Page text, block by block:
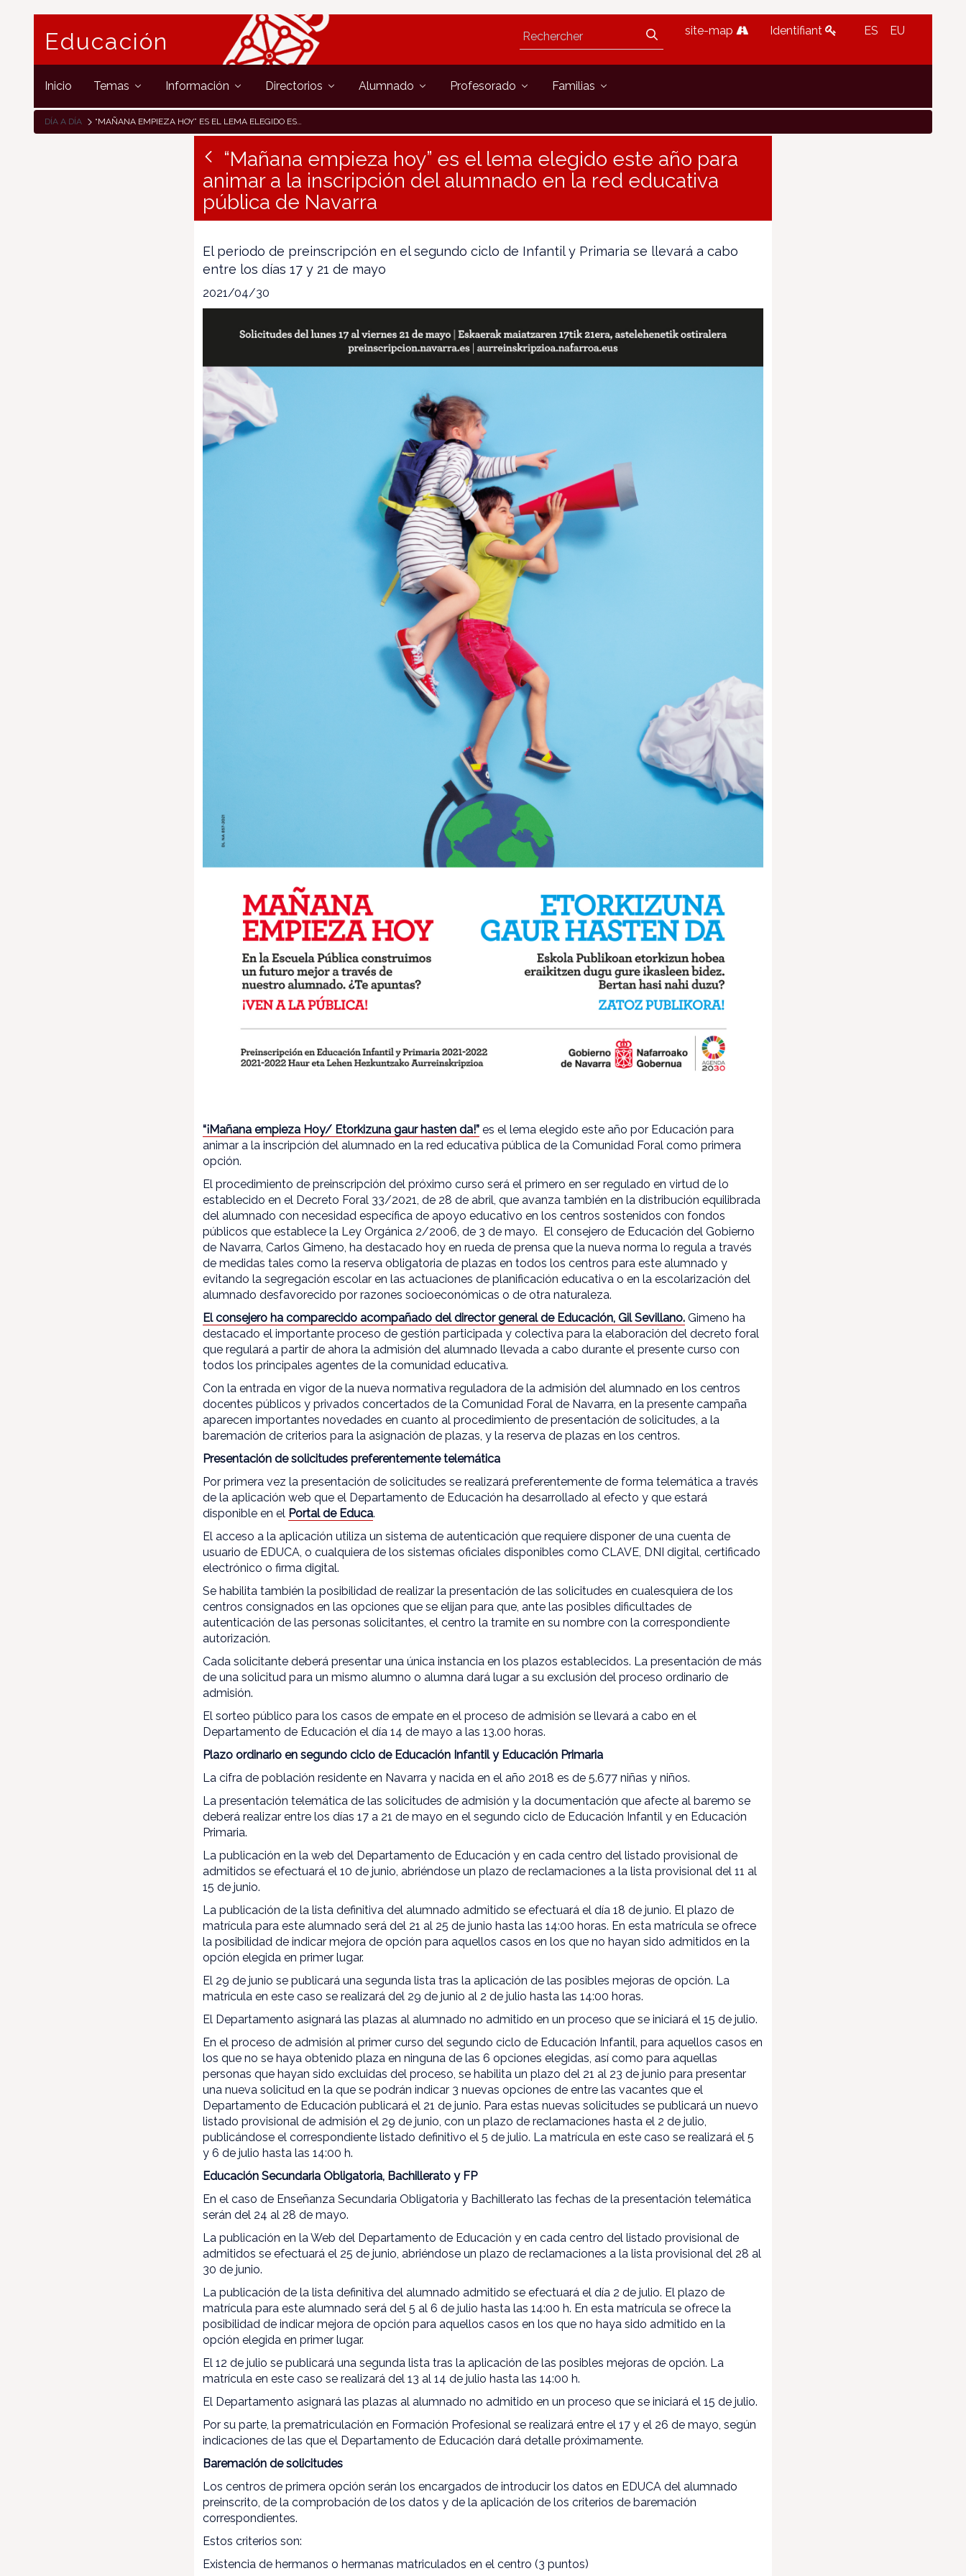
Educación site-map Identifiant ES EU
Inicio Temas Información Directorios Alumnado Profesorado Familias
DÍA A DÍA “MAÑANA EMPIEZA HOY” ES EL LEMA ELEGIDO ESTE AÑO PARA ANIMAR A LA INSCRIPCIÓN DEL ALUMNADO EN LA RED EDUCATIVA PÚBLICA DE NAVARRA
“Mañana empieza hoy” es el lema elegido este año para
animar a la inscripción del alumnado en la red educativa
pública de Navarra
El periodo de preinscripción en el segundo ciclo de Infantil y Primaria se llevará a cabo
entre los días 17 y 21 de mayo
2021/04/30
“¡Mañana empieza Hoy/ Etorkizuna gaur hasten da!” es el lema elegido este año por Educación para
animar a la inscripción del alumnado en la red educativa pública de la Comunidad Foral como primera
opción.
El procedimiento de preinscripción del próximo curso será el primero en ser regulado en virtud de lo
establecido en el Decreto Foral 33/2021, de 28 de abril, que avanza también en la distribución equilibrada
del alumnado con necesidad específica de apoyo educativo en los centros sostenidos con fondos
públicos que establece la Ley Orgánica 2/2006, de 3 de mayo. El consejero de Educación del Gobierno
de Navarra, Carlos Gimeno, ha destacado hoy en rueda de prensa que la nueva norma lo regula a través
de medidas tales como la reserva obligatoria de plazas en todos los centros para este alumnado y
evitando la segregación escolar en las actuaciones de planificación educativa o en la escolarización del
alumnado desfavorecido por razones socioeconómicas o de otra naturaleza.
El consejero ha comparecido acompañado del director general de Educación, Gil Sevillano. Gimeno ha
destacado el importante proceso de gestión participada y colectiva para la elaboración del decreto foral
que regulará a partir de ahora la admisión del alumnado llevada a cabo durante el presente curso con
todos los principales agentes de la comunidad educativa.
Con la entrada en vigor de la nueva normativa reguladora de la admisión del alumnado en los centros
docentes públicos y privados concertados de la Comunidad Foral de Navarra, en la presente campaña
aparecen importantes novedades en cuanto al procedimiento de presentación de solicitudes, a la
baremación de criterios para la asignación de plazas, y la reserva de plazas en los centros.
Presentación de solicitudes preferentemente telemática
Por primera vez la presentación de solicitudes se realizará preferentemente de forma telemática a través
de la aplicación web que el Departamento de Educación ha desarrollado al efecto y que estará
disponible en el Portal de Educa.
El acceso a la aplicación utiliza un sistema de autenticación que requiere disponer de una cuenta de
usuario de EDUCA, o cualquiera de los sistemas oficiales disponibles como CLAVE, DNI digital, certificado
electrónico o firma digital.
Se habilita también la posibilidad de realizar la presentación de las solicitudes en cualesquiera de los
centros consignados en las opciones que se elijan para que, ante las posibles dificultades de
autenticación de las personas solicitantes, el centro la tramite en su nombre con la correspondiente
autorización.
Cada solicitante deberá presentar una única instancia en los plazos establecidos. La presentación de más
de una solicitud para un mismo alumno o alumna dará lugar a su exclusión del proceso ordinario de
admisión.
El sorteo público para los casos de empate en el proceso de admisión se llevará a cabo en el
Departamento de Educación el día 14 de mayo a las 13.00 horas.
Plazo ordinario en segundo ciclo de Educación Infantil y Educación Primaria
La cifra de población residente en Navarra y nacida en el año 2018 es de 5.677 niñas y niños.
La presentación telemática de las solicitudes de admisión y la documentación que afecte al baremo se
deberá realizar entre los días 17 a 21 de mayo en el segundo ciclo de Educación Infantil y en Educación
Primaria.
La publicación en la web del Departamento de Educación y en cada centro del listado provisional de
admitidos se efectuará el 10 de junio, abriéndose un plazo de reclamaciones a la lista provisional del 11 al
15 de junio.
La publicación de la lista definitiva del alumnado admitido se efectuará el día 18 de junio. El plazo de
matrícula para este alumnado será del 21 al 25 de junio hasta las 14:00 horas. En esta matrícula se ofrece
la posibilidad de indicar mejora de opción para aquellos casos en los que no hayan sido admitidos en la
opción elegida en primer lugar.
El 29 de junio se publicará una segunda lista tras la aplicación de las posibles mejoras de opción. La
matrícula en este caso se realizará del 29 de junio al 2 de julio hasta las 14:00 horas.
El Departamento asignará las plazas al alumnado no admitido en un proceso que se iniciará el 15 de julio.
En el proceso de admisión al primer curso del segundo ciclo de Educación Infantil, para aquellos casos en
los que no se haya obtenido plaza en ninguna de las 6 opciones elegidas, así como para aquellas
personas que hayan sido excluidas del proceso, se habilita un plazo del 21 al 23 de junio para presentar
una nueva solicitud en la que se podrán indicar 3 nuevas opciones de entre las vacantes que el
Departamento de Educación publicará el 21 de junio. Para estas nuevas solicitudes se publicará un nuevo
listado provisional de admisión el 29 de junio, con un plazo de reclamaciones hasta el 2 de julio,
publicándose el correspondiente listado definitivo el 5 de julio. La matrícula en este caso se realizará el 5
y 6 de julio hasta las 14:00 h.
Educación Secundaria Obligatoria, Bachillerato y FP
En el caso de Enseñanza Secundaria Obligatoria y Bachillerato las fechas de la presentación telemática
serán del 24 al 28 de mayo.
La publicación en la Web del Departamento de Educación y en cada centro del listado provisional de
admitidos se efectuará el 25 de junio, abriéndose un plazo de reclamaciones a la lista provisional del 28 al
30 de junio.
La publicación de la lista definitiva del alumnado admitido se efectuará el día 2 de julio. El plazo de
matrícula para este alumnado será del 5 al 6 de julio hasta las 14:00 h. En esta matrícula se ofrece la
posibilidad de indicar mejora de opción para aquellos casos en los que no haya sido admitido en la
opción elegida en primer lugar.
El 12 de julio se publicará una segunda lista tras la aplicación de las posibles mejoras de opción. La
matrícula en este caso se realizará del 13 al 14 de julio hasta las 14:00 h.
El Departamento asignará las plazas al alumnado no admitido en un proceso que se iniciará el 15 de julio.
Por su parte, la prematriculación en Formación Profesional se realizará entre el 17 y el 26 de mayo, según
indicaciones de las que el Departamento de Educación dará detalle próximamente.
Baremación de solicitudes
Los centros de primera opción serán los encargados de introducir los datos en EDUCA del alumnado
preinscrito, de la comprobación de los datos y de la aplicación de los criterios de baremación
correspondientes.
Estos criterios son:
Existencia de hermanos o hermanas matriculados en el centro (3 puntos)